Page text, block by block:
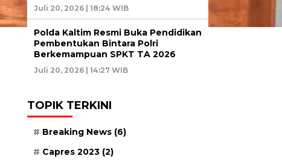
Juli 20, 2026 | 18:24 WIB
Polda Kaltim Resmi Buka Pendidikan
Pembentukan Bintara Polri
Berkemampuan SPKT TA 2026
Juli 20, 2026 | 14:27 WIB
TOPIK TERKINI
Breaking News (6)
Capres 2023 (2)